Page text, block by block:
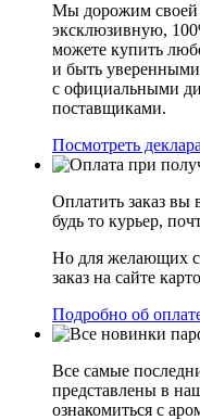
Мы дорожим своей
эксклюзивную,
можете купить
и быть уверенными
с официальными
поставщиками.
Посмотреть
Оплатить заказ вы
будь то курьер,
Но для желающих
заказ на сайте
Подробно об
Все самые
представлены в
ознакомиться с